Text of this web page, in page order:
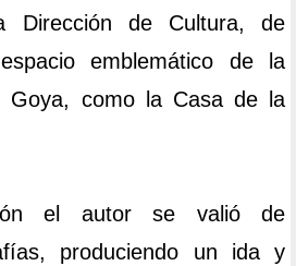
Dirección de Cultura, de
emblemático de la
Goya, como la Casa de la
el autor se valió de
produciendo un ida y